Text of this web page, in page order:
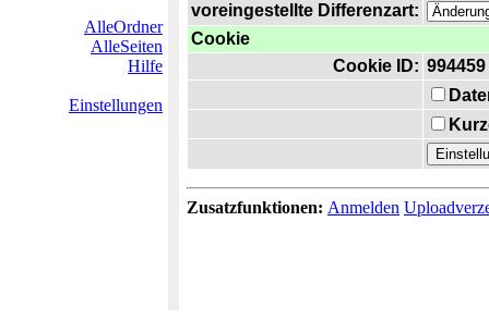
AlleOrdner
AlleSeiten
Hilfe
Einstellungen
voreingestellte Differenzart:
Cookie
Cookie ID: 994459
Zusatzfunktionen: Anmelden